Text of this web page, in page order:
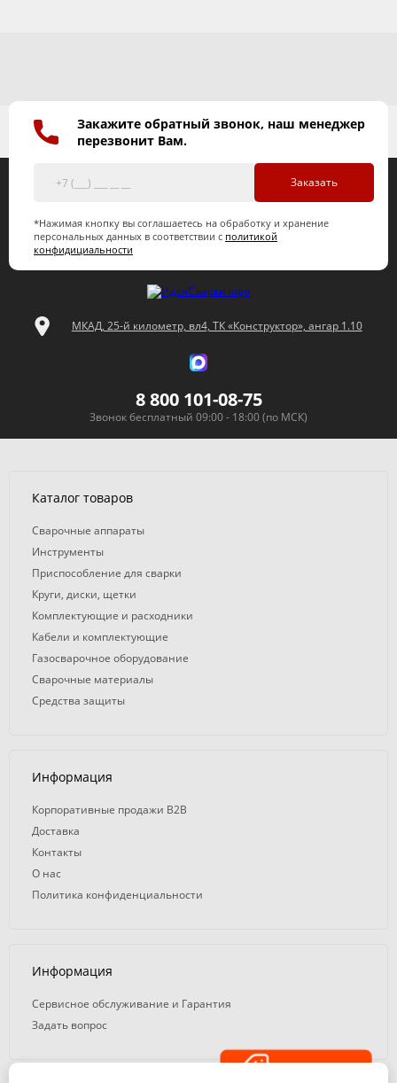
Закажите обратный звонок, наш менеджер
перезвонит Вам.
Заказать
*Нажимая кнопку вы соглашаетесь на обработку и хранение
персональных данных в соответствии с политикой
конфидициальности
МКАД, 25-й километр, вл4, ТК «Конструктор», ангар 1.10
8 800 101-08-75
Звонок бесплатный 09:00 - 18:00 (по МСК)
Каталог товаров
Сварочные аппараты
Инструменты
Приспособление для сварки
Круги, диски, щетки
Комплектующие и расходники
Кабели и комплектующие
Газосварочное оборудование
Сварочные материалы
Средства защиты
Информация
Корпоративные продажи B2B
Доставка
Контакты
О нас
Политика конфиденциальности
Информация
Сервисное обслуживание и Гарантия
Задать вопрос